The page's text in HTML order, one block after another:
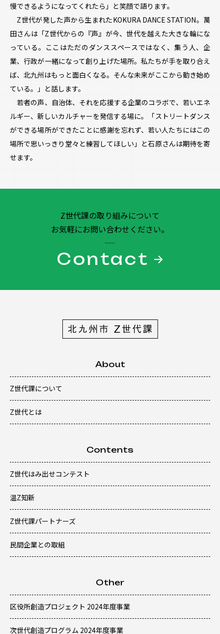
慢できるようになってくれたら」と笑顔で語ります。
Z世代が発した声から生まれたKOKURA DANCE STATION――。萬
田さんは「Z世代からの『声』が今、世代を越えた大きな輪にな
っている。ここはただのダンススペースではなく、集う人、企
業、行政が一緒になって創り上げた場所。私たちが手を取り合え
ば、北九州はもっと面白くなる。そんな未来がここから動き始め
ている。」と話します。
若者の声、自治体、それを応援する企業のコラボで、若いエネ
ルギー、新しいカルチャーを発信する場に。「ストリートダンス
ができる場所ができたことに感謝を忘れず、若い人たちにはこの
場所で思いっきり堂々と練習してほしい」と石原さんは期待を寄
せます。
Z世代課の取り組みについて
お気軽にお問い合わせください。
Contact
About
Z世代課について
Z世代とは
Contents
Z世代はみ出せコンテスト
温Z知新
Z世代課パートナーズ
民間企業との取組
Other
区役所創造プロジェクト 2024年度事業
次世代創造プログラム 2024年度事業